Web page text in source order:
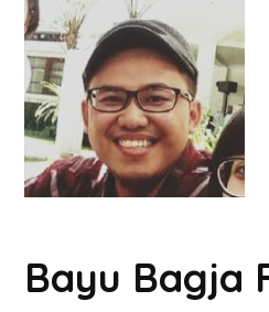
Bayu Bagja